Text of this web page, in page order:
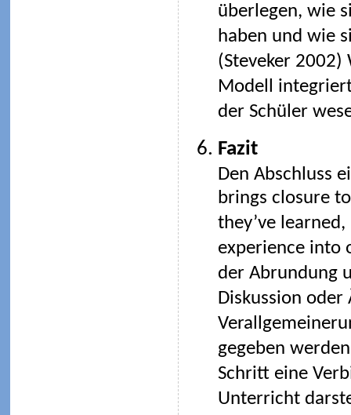
überlegen, wie
haben und wie
(Steveker 2002)
Modell
der Schüler
Fazit
Den Abschluss
brings closure
they’ve
experience into
der Abrundung
Diskussion oder
gegeben
Schritt eine
Unterricht